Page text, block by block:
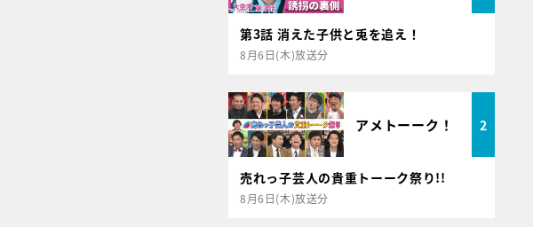
第3話 消えた子供と兎を追え！
8月6日(木)放送分
アメトーーク！ 2
売れっ子芸人の貴重トーーク祭り!!
8月6日(木)放送分